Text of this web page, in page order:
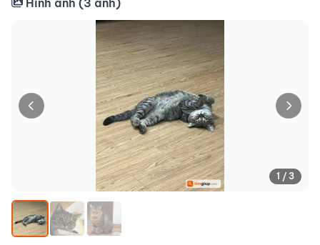
Hình ảnh (3 ảnh)
1 / 3